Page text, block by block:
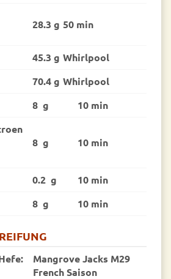
28.3 g 50 min
45.3 g Whirlpool
70.4 g Whirlpool
8 g
10 min
8 g 10 min
0.2 g
10 min
8 g 10 min
Mangrove Jacks M29
French Saison